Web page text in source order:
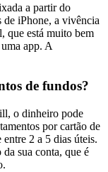
a partir do
iPhone, a vivência
que está muito bem
app. A
de fundos?
o dinheiro pode
por cartão de
2 a 5 dias úteis.
sua conta, que é